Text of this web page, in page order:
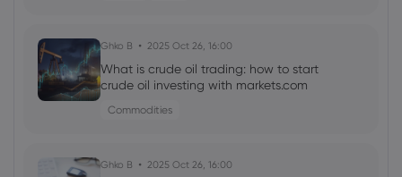
Ghko B 2025 Oct 26, 16:00
What is crude oil trading: how to start
crude oil investing with markets.com
Commodities
Ghko B 2025 Oct 26, 16:00